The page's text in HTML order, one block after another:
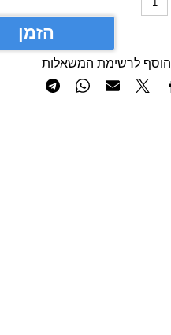
הזמן
הוסף לרשימת המשאלות